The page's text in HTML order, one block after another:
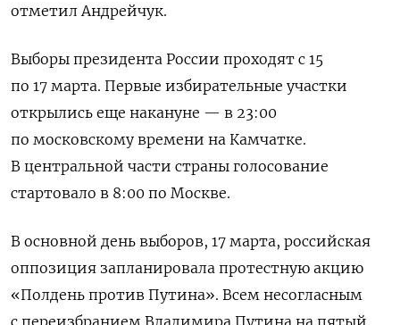
отметил Андрейчук.
Выборы президента России проходят с 15
по 17 марта. Первые избирательные участки
открылись еще накануне — в 23:00
по московскому времени на Камчатке.
В центральной части страны голосование
стартовало в 8:00 по Москве.
В основной день выборов, 17 марта, российская
оппозиция запланировала протестную акцию
«Полдень против Путина». Всем несогласным
с переизбранием Владимира Путина на пятый